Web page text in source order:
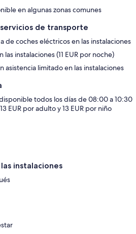
en algunas zonas comunes
de transporte
de coches eléctricos en las instalaciones
instalaciones (11 EUR por noche)
asistencia limitado en las instalaciones
todos los días de 08:00 a 10:30
EUR por adulto y 13 EUR por niño
instalaciones